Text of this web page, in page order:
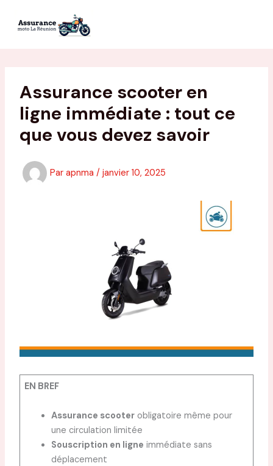
Assurance scooter en
ligne immédiate : tout ce
que vous devez savoir
Par apnma / janvier 10, 2025
EN BREF
Assurance scooterobligatoire même pour
une circulation limitée
Souscription en ligne immédiate sans
déplacement